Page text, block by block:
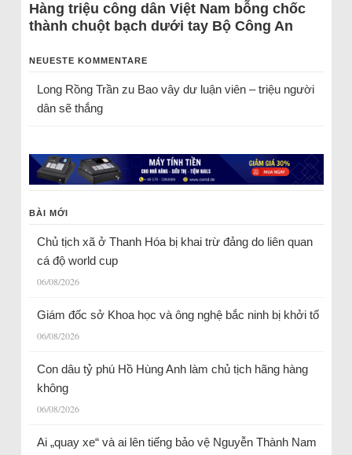
Hàng triệu công dân Việt Nam bỗng chốc
thành chuột bạch dưới tay Bộ Công An
NEUESTE KOMMENTARE
Long Rồng Trầnzu Bao vây dư luận viên – triệu người
dân sẽ thắng
BÀI MỚI
Chủ tịch xã ở Thanh Hóa bị khai trừ đảng do liên quan
cá độ world cup
06/08/2026
Giám đốc sở Khoa học và ông nghệ bắc ninh bị khởi tố
06/08/2026
Con dâu tỷ phú Hồ Hùng Anh làm chủ tịch hãng hàng
không
06/08/2026
Ai „quay xe“ và ai lên tiếng bảo vệ Nguyễn Thành Nam